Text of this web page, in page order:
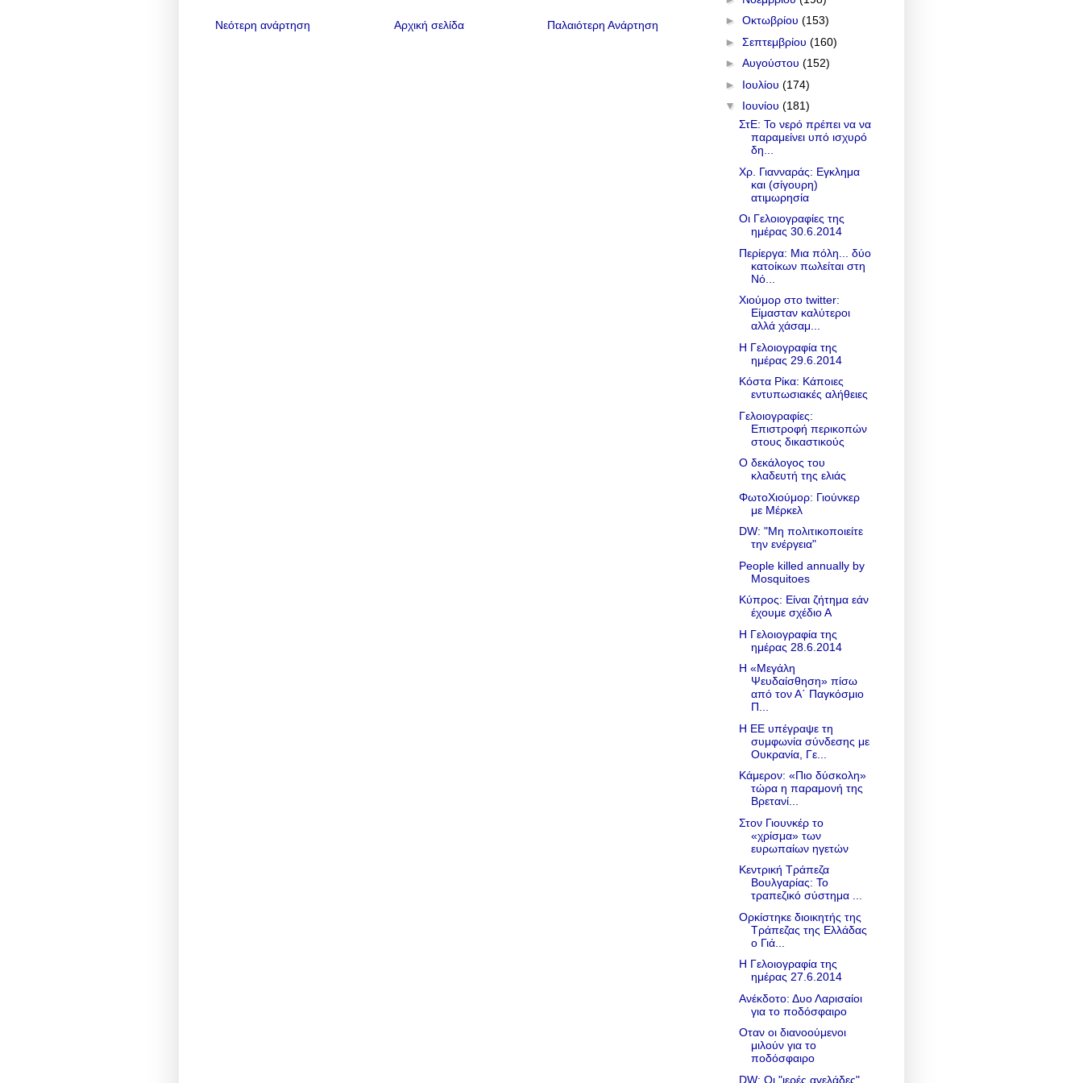
Νεότερη ανάρτηση Παλαιότερη Ανάρτηση
Αρχική σελίδα
► Οκτωβρίου (153)
► Σεπτεμβρίου (160)
► Αυγούστου (152)
► Ιουλίου (174)
▼ Ιουνίου (181)
ΣτΕ: Το νερό πρέπει να να
παραμείνει υπό ισχυρό
δη...
Χρ. Γιανναράς: Εγκλημα
και (σίγουρη)
ατιμωρησία
Οι Γελοιογραφίες της
ημέρας 30.6.2014
Περίεργα: Μια πόλη... δύο
κατοίκων πωλείται στη
Νό...
Χιούμορ στο twitter:
Είμασταν καλύτεροι
αλλά χάσαμ...
Η Γελοιογραφία της
ημέρας 29.6.2014
Κόστα Ρίκα: Κάποιες
εντυπωσιακές αλήθειες
Γελοιογραφίες:
Επιστροφή περικοπών
στους δικαστικούς
Ο δεκάλογος του
κλαδευτή της ελιάς
ΦωτοΧιούμορ: Γιούνκερ
με Μέρκελ
DW: "Μη πολιτικοποιείτε
την ενέργεια"
People killed annually by
Mosquitoes
Κύπρος: Είναι ζήτημα εάν
έχουμε σχέδιο Α
Η Γελοιογραφία της
ημέρας 28.6.2014
Η «Μεγάλη
Ψευδαίσθηση» πίσω
από τον Α΄ Παγκόσμιο
Π...
Η ΕΕ υπέγραψε τη
συμφωνία σύνδεσης με
Ουκρανία, Γε...
Κάμερον: «Πιο δύσκολη»
τώρα η παραμονή της
Βρετανί...
Στον Γιουνκέρ το
«χρίσμα» των
ευρωπαίων ηγετών
Κεντρική Τράπεζα
Βουλγαρίας: Το
τραπεζικό σύστημα ...
Ορκίστηκε διοικητής της
Τράπεζας της Ελλάδας
ο Γιά...
Η Γελοιογραφία της
ημέρας 27.6.2014
Ανέκδοτο: Δυο Λαρισαίοι
για το ποδόσφαιρο
Οταν οι διανοούμενοι
μιλούν για το
ποδόσφαιρο
DW: Οι "ιερές αγελάδες"